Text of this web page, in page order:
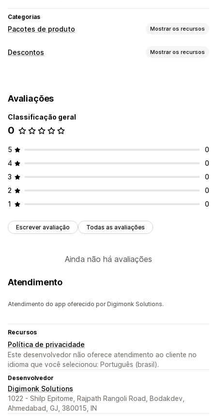
Categorias
Pacotes de produto Mostrar os recursos
Tipos de pacotes
Preços que você pode definir
Descontos percentuais
Descontos Mostrar os recursos
Descontos percentuais
Pacotes de produtos
Gerenciamento de descontos
Avaliações
Classificação geral
0
5
0
4
0
3
0
2
0
1
0
Escrever avaliação Todas as avaliações
Ainda não há avaliações
Atendimento
Atendimento do app oferecido por Digimonk Solutions.
Recursos
Política de privacidade
Este desenvolvedor não oferece atendimento ao cliente no
idioma que você selecionou: Português (brasil).
Desenvolvedor
Digimonk Solutions
1022 - Shilp Epitome, Rajpath Rangoli Road, Bodakdev,
Ahmedabad, GJ, 380015, IN